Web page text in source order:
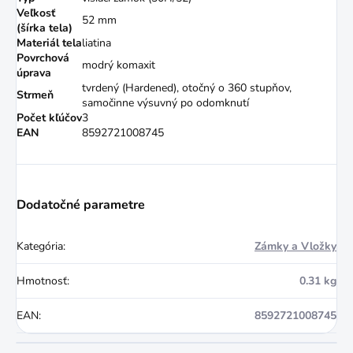
Veľkosť
(šírka tela)
52 mm
Materiál telaliatina
Povrchová
úprava
modrý komaxit
Strmeň
tvrdený (Hardened), otočný o 360 stupňov,
samočinne výsuvný po odomknutí
Počet kľúčov3
EAN
8592721008745
Dodatočné parametre
Kategória: Zámky a Vložky
Hmotnosť: 0.31 kg
EAN: 8592721008745